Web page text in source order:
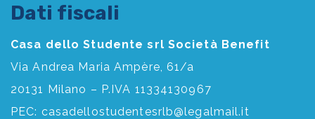
Dati fiscali
Casa dello Studente srl Società Benefit
Via Andrea Maria Ampère, 61/a
20131 Milano – P.IVA 11334130967
PEC: casadellostudentesrlb@legalmail.it